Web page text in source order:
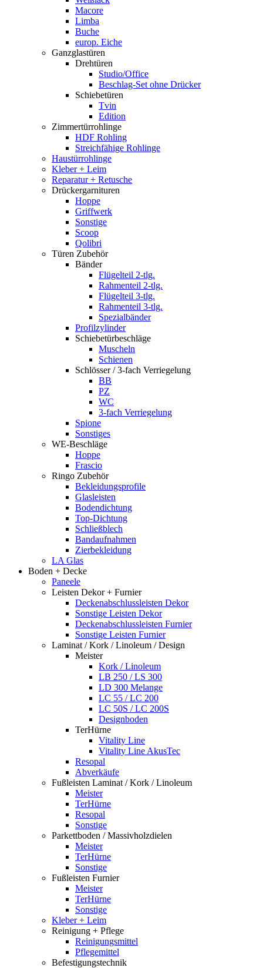
Macore
Limba
Buche
europ. Eiche
Ganzglastüren
Drehtüren
Studio/Office
Beschlag-Set ohne Drücker
Schiebetüren
Tvin
Edition
Zimmertürrohlinge
HDF Rohling
Streichfähige Rohlinge
Haustürrohlinge
Kleber + Leim
Reparatur + Retusche
Drückergarnituren
Hoppe
Griffwerk
Sonstige
Scoop
Qolibri
Türen Zubehör
Bänder
Flügelteil 2-tlg.
Rahmenteil 2-tlg.
Flügelteil 3-tlg.
Rahmenteil 3-tlg.
Spezialbänder
Profilzylinder
Schiebetürbeschläge
Muscheln
Schienen
Schlösser / 3-fach Verriegelung
BB
PZ
WC
3-fach Verriegelung
Spione
Sonstiges
WE-Beschläge
Hoppe
Frascio
Ringo Zubehör
Bekleidungsprofile
Glasleisten
Bodendichtung
Top-Dichtung
Schließblech
Bandaufnahmen
Zierbekleidung
LA Glas
Boden + Decke
Paneele
Leisten Dekor + Furnier
Deckenabschlussleisten Dekor
Sonstige Leisten Dekor
Deckenabschlussleisten Furnier
Sonstige Leisten Furnier
Laminat / Kork / Linoleum / Design
Meister
Kork / Linoleum
LB 250 / LS 300
LD 300 Melange
LC 55 / LC 200
LC 50S / LC 200S
Designboden
TerHürne
Vitality Line
Vitality Line AkusTec
Resopal
Abverkäufe
Fußleisten Laminat / Kork / Linoleum
Meister
TerHürne
Resopal
Sonstige
Parkettboden / Massivholzdielen
Meister
TerHürne
Sonstige
Fußleisten Furnier
Meister
TerHürne
Sonstige
Kleber + Leim
Reinigung + Pflege
Reinigungsmittel
Pflegemittel
Befestigungstechnik